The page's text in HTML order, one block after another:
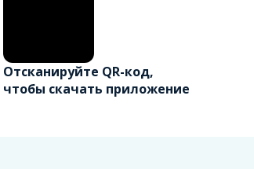
Отсканируйте QR-код,
чтобы скачать приложение